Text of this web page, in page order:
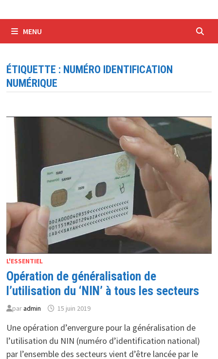
MENU
ÉTIQUETTE : NUMÉRO IDENTIFICATION
NUMÉRIQUE
L'ESSENTIEL
Opération de généralisation de
l’utilisation du ‘NIN’ à tous les secteurs
paradmin 15 juin 2019
Une opération d’envergure pour la généralisation de
l’utilisation du NIN (numéro d’identification national)
par l’ensemble des secteurs vient d’être lancée par le